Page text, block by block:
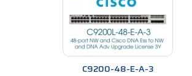
C9200-48-E-A-3